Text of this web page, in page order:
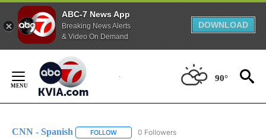
ABC-7 News App
Breaking News Alerts
& Video On Demand
DOWNLOAD
Content
90°
CNN - Spanish FOLLOW FOLLOW "CNN - SPANISH" TO RECEIVE
0 Followers